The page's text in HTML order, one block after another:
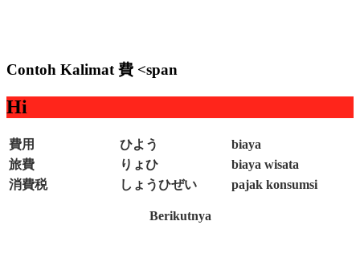
Contoh Kalimat 費 <span
Hi
費用 ひよう
biaya
旅費
りょひ
biaya wisata
消費税
しょうひぜい pajak konsumsi
Berikutnya